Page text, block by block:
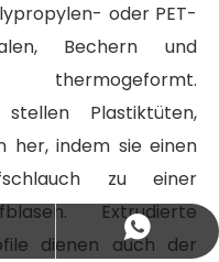
oder PET-
Bechern und
stellen Plastiktüten,
her, indem sie einen
zu einer
Extrudierte
dienen auch der
0606